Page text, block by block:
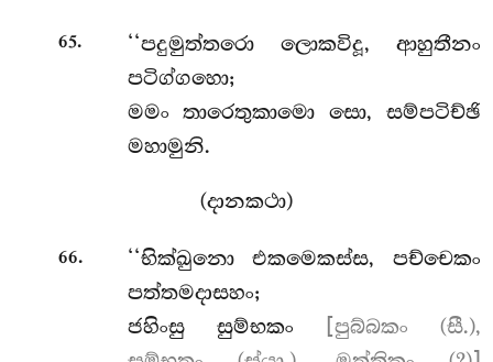
65.
‘‘පදුමුත්තරො ලොකවිදූ, ආහුතීනං
පටිග්ගහො;
මමං තාරෙතුකාමො සො, සම්පටිච්ඡි
මහාමුනි.
(දානකථා)
66. ‘‘භික්ඛුනොඑකමෙකස්ස, පච්චෙකං
පත්තමදාසහං;
ජහිංසු සුම්භකං
[පුබ්බකං (සී.),